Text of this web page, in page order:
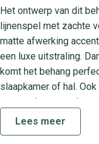
Het ontwerp van dit
lijnenspel met zachte
matte afwerking
een luxe uitstraling.
komt het behang
slaapkamer of hal.
een moderne touch,
warme sfeer behouden.
Lees meer